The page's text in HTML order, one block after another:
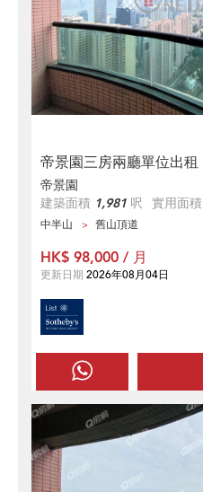
帝景園三房兩廳單位出租
帝景園
建築面積 1,981 呎 實用面積
中半山 舊山頂道
HK$ 98,000 / 月
更新日期 2026年08月04日